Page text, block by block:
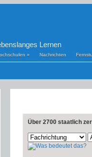
Lernen
» Nachrichten
Über 2700 staatlich